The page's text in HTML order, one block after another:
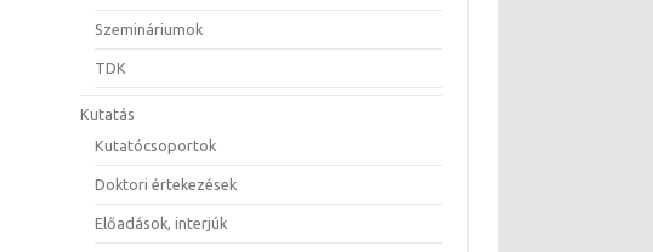
Szemináriumok
TDK
Kutatás
Kutatócsoportok
Doktori értekezések
Előadások, interjúk